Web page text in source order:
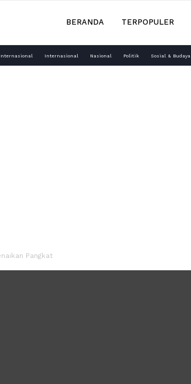
BERANDA TERPOPULER
Internasional Internasional Nasional Politik Sosial & Budaya
Pangkat